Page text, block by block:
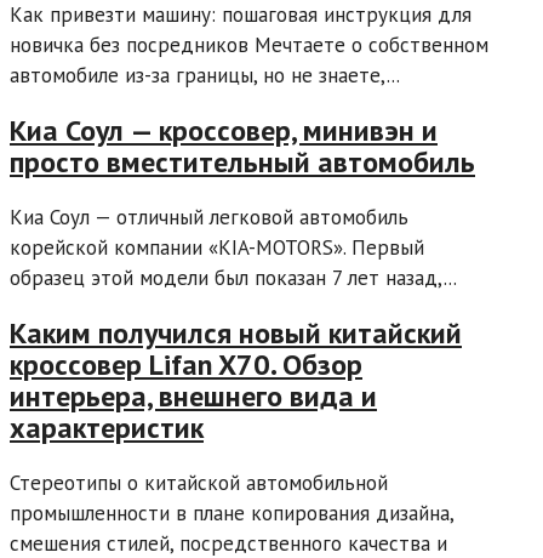
Как привезти машину: пошаговая инструкция для
новичка без посредников Мечтаете о собственном
автомобиле из-за границы, но не знаете,...
Киа Соул — кроссовер, минивэн и
просто вместительный автомобиль
Киа Соул — отличный легковой автомобиль
корейской компании «KIA-MOTORS». Первый
образец этой модели был показан 7 лет назад,...
Каким получился новый китайский
кроссовер Lifan X70. Обзор
интерьера, внешнего вида и
характеристик
Стереотипы о китайской автомобильной
промышленности в плане копирования дизайна,
смешения стилей, посредственного качества и